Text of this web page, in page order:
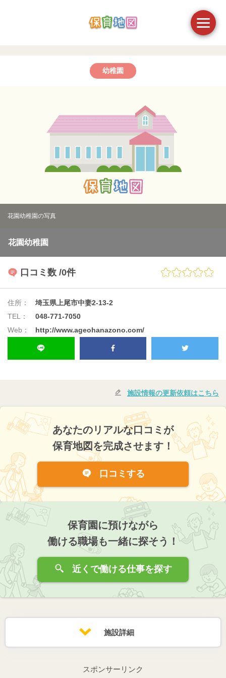
幼稚園
花園幼稚園の写真
花園幼稚園
口コミ数 /0件
住所：
埼玉県上尾市中妻2-13-2
TEL：
048-771-7050
Web：
http://www.ageohanazono.com/
施設情報の更新依頼はこちら
あなたのリアルな口コミが
保育地図を完成させます！
口コミする
保育園に預けながら
働ける職場も一緒に探そう！
近くで働ける仕事を探す
施設詳細
スポンサーリンク